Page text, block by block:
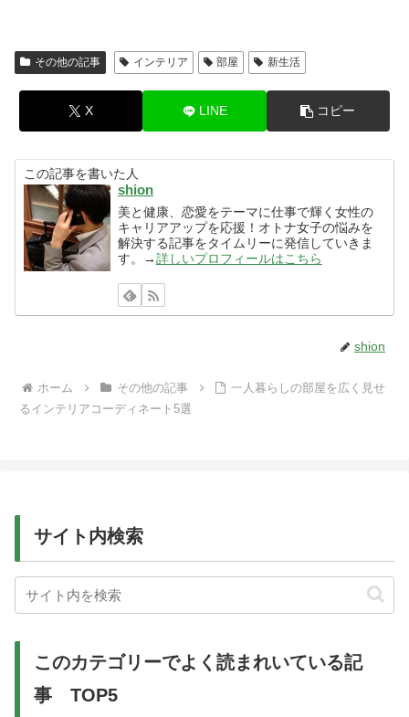
その他の記事 インテリア 部屋 新生活
X LINE コピー
この記事を書いた人
shion
美と健康、恋愛をテーマに仕事で輝く女性の
キャリアアップを応援！オトナ女子の悩みを
解決する記事をタイムリーに発信していきま
す。→詳しいプロフィールはこちら
shion
ホーム その他の記事
一人暮らしの部屋を広く見せ
るインテリアコーディネート5選
サイト内検索
このカテゴリーでよく読まれいている記
事 TOP5